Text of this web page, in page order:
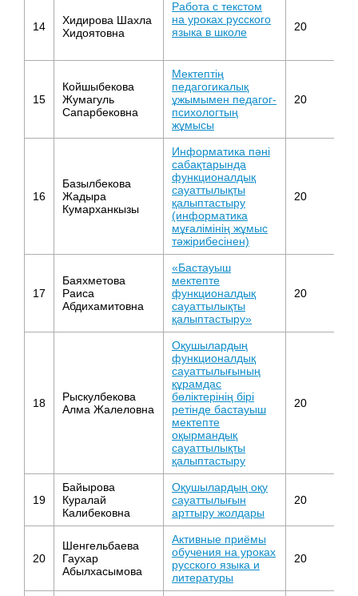
14
Хидирова Шахла
Хидоятовна
Работа с текстом
на уроках русского
языка в школе
20
15
Койшыбекова
Жумагуль
Сапарбековна
Мектептің
педагогикалық
ұжымымен педагог-
психологтың
жұмысы
20
16
Базылбекова
Жадыра
Кумарханкызы
Информатика пәні
сабақтарында
функционалдық
сауаттылықты
қалыптастыру
(информатика
мұғалімінің жұмыс
тәжірибесінен)
20
17
Баяхметова
Раиса
Абдихамитовна
«Бастауыш
мектепте
функционалдық
сауаттылықты
қалыптастыру»
20
18
Рыскулбекова
Алма Жалеловна
Оқушылардың
функционалдық
сауаттылығының
құрамдас
бөліктерінің бірі
ретінде бастауыш
мектепте
оқырмандық
сауаттылықты
қалыптастыру
20
19
Байырова
Куралай
Калибековна
Оқушылардың оқу
сауаттылығын
арттыру жолдары
20
20
Шенгельбаева
Гаухар
Абылхасымова
Активные приёмы
обучения на уроках
русского языка и
литературы
20